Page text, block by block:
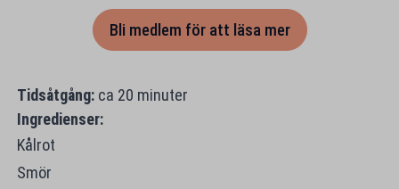
Bli medlem för att läsa mer
Tidsåtgång: ca 20 minuter
Ingredienser:
Kålrot
Smör